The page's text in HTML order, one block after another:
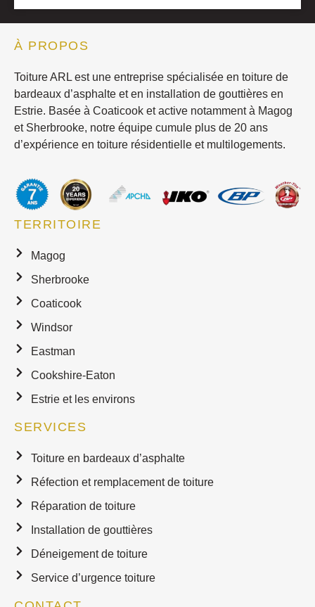
À PROPOS
Toiture ARL est une entreprise spécialisée en toiture de
bardeaux d’asphalte et en installation de gouttières en
Estrie. Basée à Coaticook et active notamment à Magog
et Sherbrooke, notre équipe cumule plus de 20 ans
d’expérience en toiture résidentielle et multilogements.
TERRITOIRE
Magog
Sherbrooke
Coaticook
Windsor
Eastman
Cookshire-Eaton
Estrie et les environs
SERVICES
Toiture en bardeaux d’asphalte
Réfection et remplacement de toiture
Réparation de toiture
Installation de gouttières
Déneigement de toiture
Service d’urgence toiture